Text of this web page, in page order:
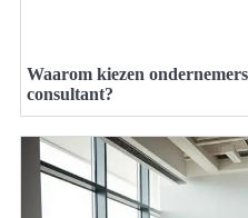
Waarom kiezen
consultant?